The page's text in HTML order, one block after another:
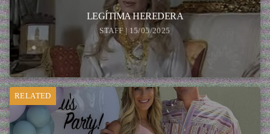
LEGÍTIMA HEREDERA
STAFF | 15/05/2025
RELATED